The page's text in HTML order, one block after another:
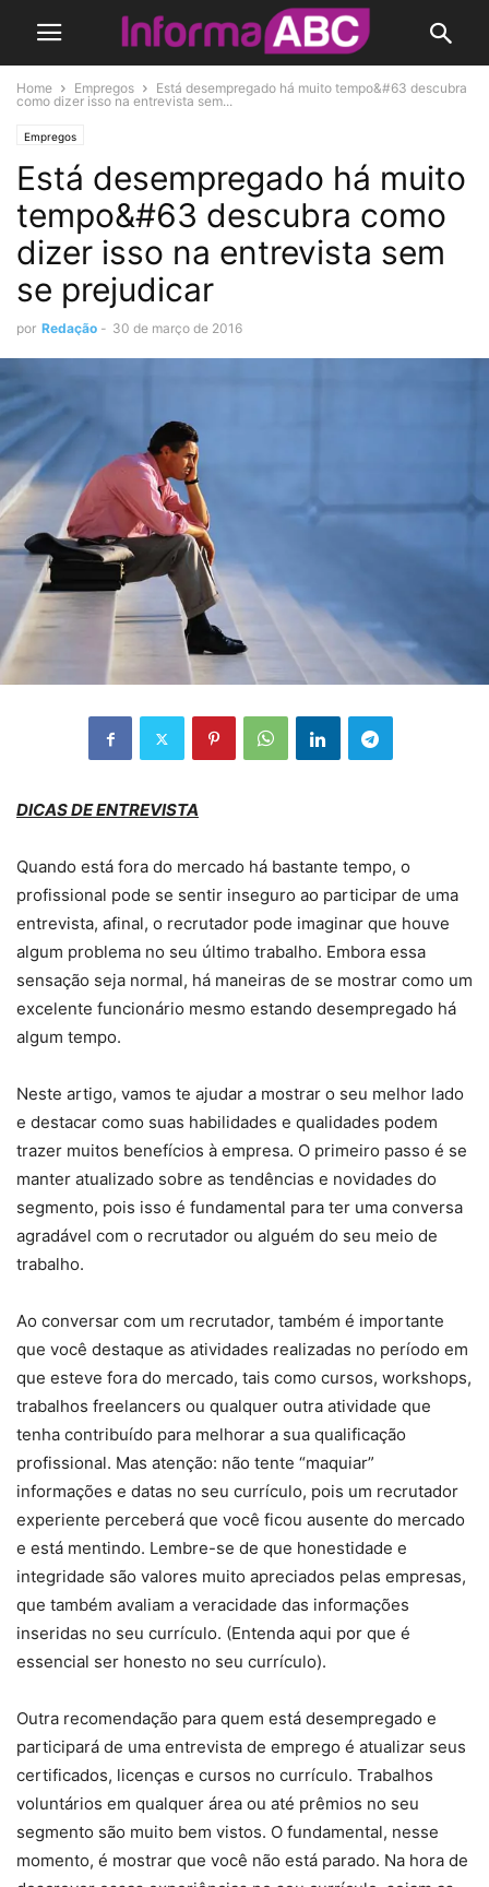
Home Empregos
Está desempregado há muito tempo&#63 descubra
como dizer isso na entrevista sem...
Empregos
Está desempregado há muito
tempo&#63 descubra como
dizer isso na entrevista sem
se prejudicar
por Redação - 30 de março de 2016
DICAS DE ENTREVISTA
Quando está fora do mercado há bastante tempo, o
profissional pode se sentir inseguro ao participar de uma
entrevista, afinal, o recrutador pode imaginar que houve
algum problema no seu último trabalho. Embora essa
sensação seja normal, há maneiras de se mostrar como um
excelente funcionário mesmo estando desempregado há
algum tempo.
Neste artigo, vamos te ajudar a mostrar o seu melhor lado
e destacar como suas habilidades e qualidades podem
trazer muitos benefícios à empresa. O primeiro passo é se
manter atualizado sobre as tendências e novidades do
segmento, pois isso é fundamental para ter uma conversa
agradável com o recrutador ou alguém do seu meio de
trabalho.
Ao conversar com um recrutador, também é importante
que você destaque as atividades realizadas no período em
que esteve fora do mercado, tais como cursos, workshops,
trabalhos freelancers ou qualquer outra atividade que
tenha contribuído para melhorar a sua qualificação
profissional. Mas atenção: não tente “maquiar”
informações e datas no seu currículo, pois um recrutador
experiente perceberá que você ficou ausente do mercado
e está mentindo. Lembre-se de que honestidade e
integridade são valores muito apreciados pelas empresas,
que também avaliam a veracidade das informações
inseridas no seu currículo. (Entenda aqui por que é
essencial ser honesto no seu currículo).
Outra recomendação para quem está desempregado e
participará de uma entrevista de emprego é atualizar seus
certificados, licenças e cursos no currículo. Trabalhos
voluntários em qualquer área ou até prêmios no seu
segmento são muito bem vistos. O fundamental, nesse
momento, é mostrar que você não está parado. Na hora de